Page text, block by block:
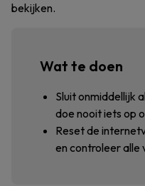
bekijken.
Wat te doen
Sluit onmiddellijk
doe nooit iets op
Reset de
en controleer alle